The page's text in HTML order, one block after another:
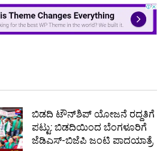
ಬಿಡದಿ ಟೌನ್‌ಶಿಪ್‌ ಯೋಜನೆ ರದ್ದತಿಗೆ
ಪಟ್ಟು: ಬಿಡದಿಯಿಂದ ಬೆಂಗಳೂರಿಗೆ
ಜೆಡಿಎಸ್‌-ಬಿಜೆಪಿ ಜಂಟಿ ಪಾದಯಾತ್ರೆ